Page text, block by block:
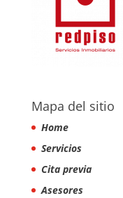
Mapa del sitio
Home
Servicios
Cita previa
Asesores